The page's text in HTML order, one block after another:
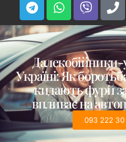
Далекобійники-
Україні: Як
кидають фури
впливає на
093 222